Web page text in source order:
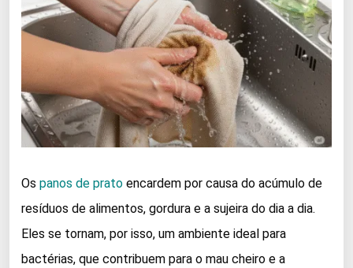
Os panos de prato encardem por causa do acúmulo de
resíduos de alimentos, gordura e a sujeira do dia a dia.
Eles se tornam, por isso, um ambiente ideal para
bactérias, que contribuem para o mau cheiro e a